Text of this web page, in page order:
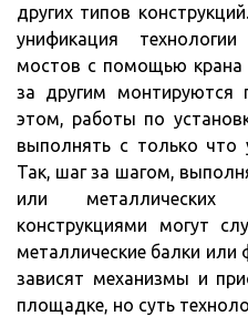
других типов
унификация
мостов с помощью
за другим монтируются
этом, работы по
выполнять с только что
Так, шаг за шагом,
или металлических
конструкциями могут
металлические балки
зависят механизмы и
площадке, но суть